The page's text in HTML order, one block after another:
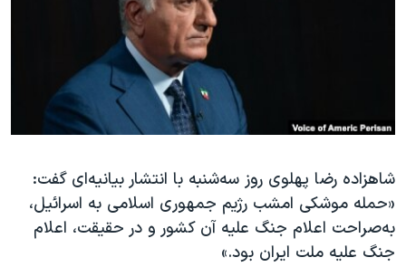
گالری عکس
آرشیو پخش زنده
انتخابات ریاست جمهوری آمریکا ۲۰۲۴
حمله جمهوری اسلامی به اسرائیل
اعتراضات زن، زندگی، آزادی
مجموعه مستندهای دادخواهی
تریبونال مردمی آبان ۹۸
زبانهای مختلف
شاهزاده رضا پهلوی روز سه‌شنبه با انتشار بیانیه‌ای گفت:
«حمله موشکی امشب رژیم جمهوری اسلامی به اسرائیل،
به‌صراحت اعلام جنگ علیه آن کشور و در حقیقت، اعلام
جنگ علیه ملت ایران بود.»